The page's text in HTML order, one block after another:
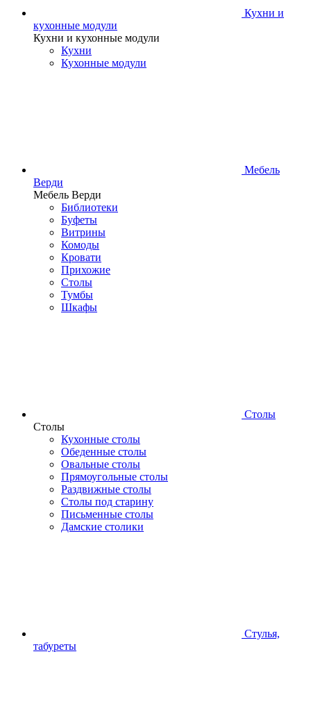
Кухни и
кухонные модули
Кухни и кухонные модули
Кухни
Кухонные модули
Мебель
Верди
Мебель Верди
Библиотеки
Буфеты
Витрины
Комоды
Кровати
Прихожие
Столы
Тумбы
Шкафы
Столы
Столы
Кухонные столы
Обеденные столы
Овальные столы
Прямоугольные столы
Раздвижные столы
Столы под старину
Письменные столы
Дамские столики
Стулья,
табуреты